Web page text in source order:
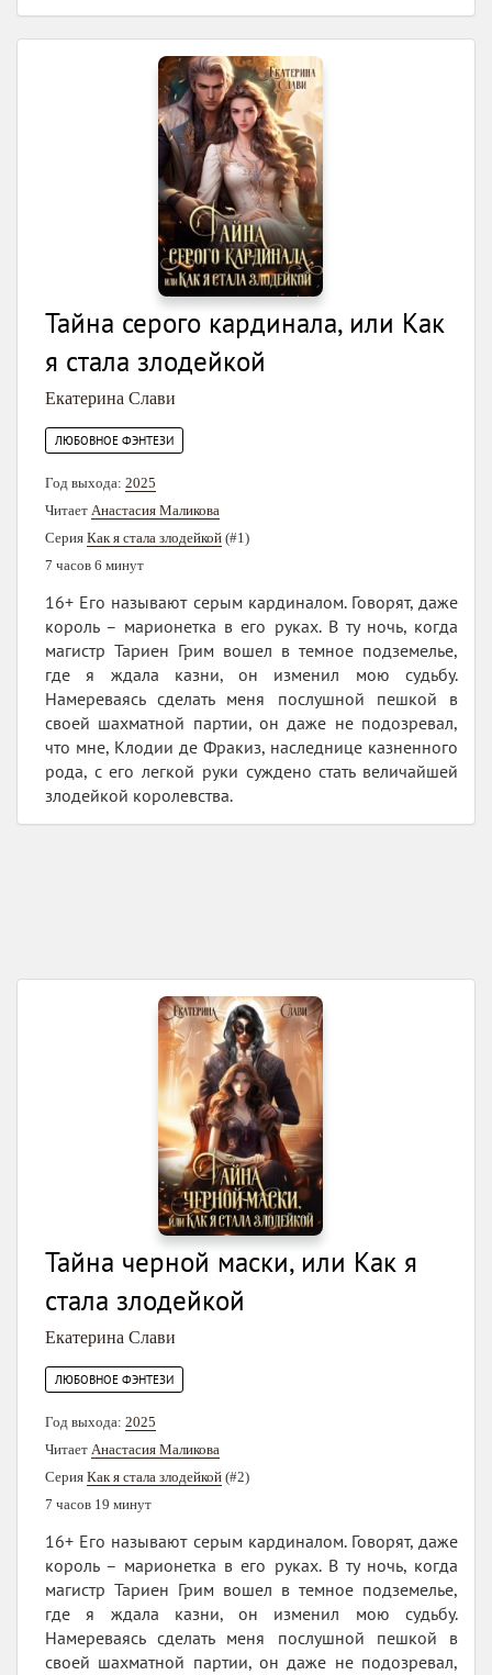
Тайна серого кардинала, или Как
я стала злодейкой
Екатерина Слави
ЛЮБОВНОЕ ФЭНТЕЗИ
Год выхода: 2025
Читает Анастасия Маликова
Серия Как я стала злодейкой (#1)
7 часов 6 минут
16+ Его называют серым кардиналом. Говорят, даже
король – марионетка в его руках. В ту ночь, когда
магистр Тариен Грим вошел в темное подземелье,
где я ждала казни, он изменил мою судьбу.
Намереваясь сделать меня послушной пешкой в
своей шахматной партии, он даже не подозревал,
что мне, Клодии де Фракиз, наследнице казненного
рода, с его легкой руки суждено стать величайшей
злодейкой королевства.
Тайна черной маски, или Как я
стала злодейкой
Екатерина Слави
ЛЮБОВНОЕ ФЭНТЕЗИ
Год выхода: 2025
Читает Анастасия Маликова
Серия Как я стала злодейкой (#2)
7 часов 19 минут
16+ Его называют серым кардиналом. Говорят, даже
король – марионетка в его руках. В ту ночь, когда
магистр Тариен Грим вошел в темное подземелье,
где я ждала казни, он изменил мою судьбу.
Намереваясь сделать меня послушной пешкой в
своей шахматной партии, он даже не подозревал,